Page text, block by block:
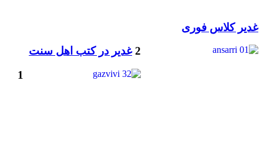
غدیر کلاس فوری
2 غدیر در کتب اهل سنت
1